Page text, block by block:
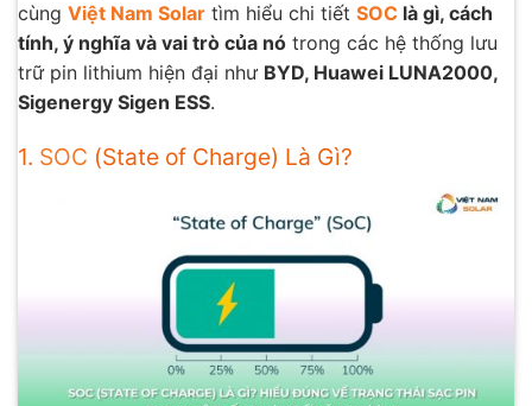
cùng Việt Nam Solar tìm hiểu chi tiết SOC là gì, cách
tính, ý nghĩa và vai trò của nó trong các hệ thống lưu
trữ pin lithium hiện đại như BYD, Huawei LUNA2000,
Sigenergy Sigen ESS.
1. SOC (State of Charge) Là Gì?